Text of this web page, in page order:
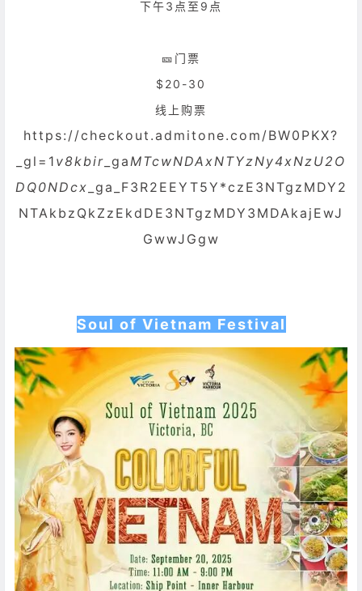
下午3点至9点
🎫门票
$20-30
线上购票
https://checkout.admitone.com/BW0PKX?
_gl=1 v8kbir _ga MTcwNDAxNTYzNy4xNzU2O
DQ0NDcx _ga_F3R2EEYT5Y*czE3NTgzMDY2
NTAkbzQkZzEkdDE3NTgzMDY3MDAkajEwJ
GwwJGgw
Soul of Vietnam Festival